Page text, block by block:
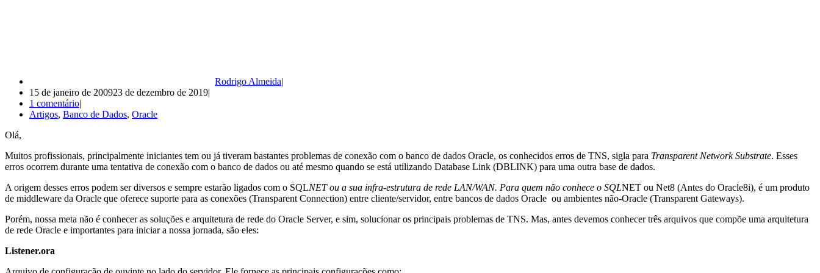
Rodrigo Almeida
15 de janeiro de 200923 de dezembro de 2019
1 comentário
Artigos, Banco de Dados, Oracle
Olá,
Muitos profissionais, principalmente iniciantes tem ou já tiveram bastantes problemas de conexão com o banco de dados Oracle, os conhecidos erros de TNS, sigla para Transparent Network Substrate. Esses
erros ocorrem durante uma tentativa de conexão com o banco de dados ou até mesmo quando se está utilizando Database Link (DBLINK) para uma outra base de dados.
A origem desses erros podem ser diversos e sempre estarão ligados com o SQLNET ou a sua infra-estrutura de rede LAN/WAN. Para quem não conhece o SQLNET ou Net8 (Antes do Oracle8i), é um produto
de middleware da Oracle que oferece suporte para as conexões (Transparent Connection) entre cliente/servidor, entre bancos de dados Oracle ou ambientes não-Oracle (Transparent Gateways).
Porém, nossa meta não é conhecer as soluções e arquitetura de rede do Oracle Server, e sim, solucionar os principais problemas de TNS. Mas, antes devemos conhecer três arquivos que compõe uma arquitetura
de rede Oracle e importantes para iniciar a nossa jornada, são eles:
Listener.ora